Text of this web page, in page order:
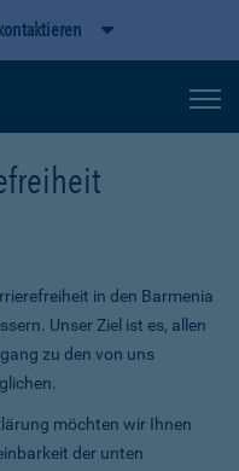
in den Barmenia
Unser Ziel ist es, allen
zu den von uns
möchten wir Ihnen
der unten